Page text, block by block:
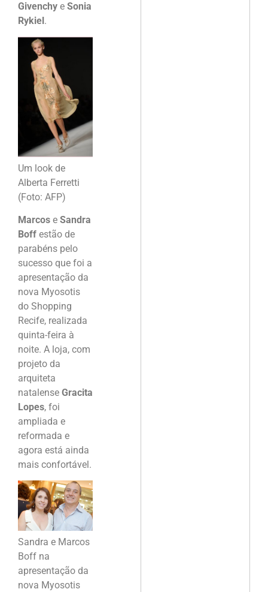
Givenchy e Sonia
Rykiel.
Um look de
Alberta Ferretti
(Foto: AFP)
Marcos e Sandra
Boff estão de
parabéns pelo
sucesso que foi a
apresentação da
nova Myosotis
do Shopping
Recife, realizada
quinta-feira à
noite. A loja, com
projeto da
arquiteta
natalense Gracita
Lopes, foi
ampliada e
reformada e
agora está ainda
mais confortável.
Sandra e Marcos
Boff na
apresentação da
nova Myosotis